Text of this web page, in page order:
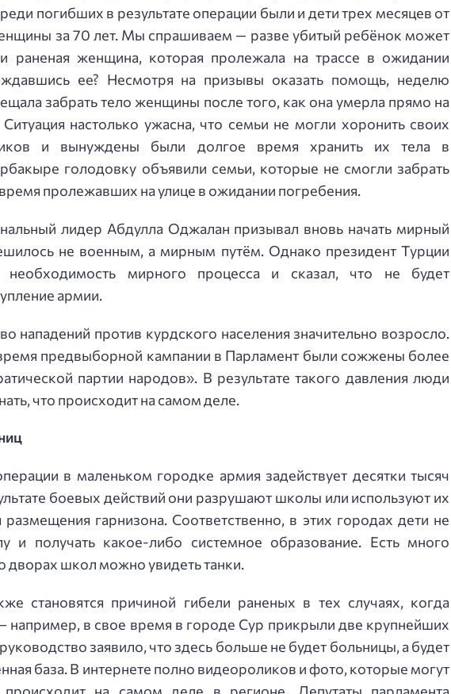
погибших в результате операции были и дети трех месяцев от
за 70 лет. Мы спрашиваем — разве убитый ребёнок может
раненая женщина, которая пролежала на трассе в ожидании
ее? Несмотря на призывы оказать помощь, неделю
забрать тело женщины после того, как она умерла прямо на
настолько ужасна, что семьи не могли хоронить своих
и вынуждены были долгое время хранить их тела в
голодовку объявили семьи, которые не смогли забрать
пролежавших на улице в ожидании погребения.
лидер Абдулла Оджалан призывал вновь начать мирный
не военным, а мирным путём. Однако президент Турции
необходимость мирного процесса и сказал, что не будет
армии.
нападений против курдского населения значительно возросло.
предвыборной кампании в Парламент были сожжены более
партии народов». В результате такого давления люди
что происходит на самом деле.
в маленьком городке армия задействует десятки тысяч
боевых действий они разрушают школы или используют их
гарнизона. Соответственно, в этих городах дети не
и получать какое-либо системное образование. Есть много
дворах школ можно увидеть танки.
становятся причиной гибели раненых в тех случаях, когда
например, в свое время в городе Сур прикрыли две крупнейших
заявило, что здесь больше не будет больницы, а будет
база. В интернете полно видеороликов и фото, которые могут